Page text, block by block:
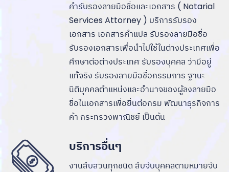
คำรับรองลายมือชื่อและเอกสาร ( Notarial
Services Attorney ) บริการรับรอง
เอกสาร เอกสารคำแปล รับรองลายมือชื่อ
รับรองเอกสารเพื่อนำไปใช้ในต่างประเทศเพื่อ
ศึกษาต่อต่างประเทศ รับรองบุคคล ว่ามีอยู่
แท้จริง รับรองลายมือชื่อกรรมการ ฐานะ
นิติบุคคลตำแหน่งและอำนาจของผู้ลงลายมือ
ชื่อในเอกสารเพื่อยื่นต่อกรม พัฒนาธุรกิจการ
ค้า กระทรวงพาณิชย์ เป็นต้น
บริการอื่นๆ
งานสืบสวนทุกชนิด สืบจับบุคคลตามหมายจับ